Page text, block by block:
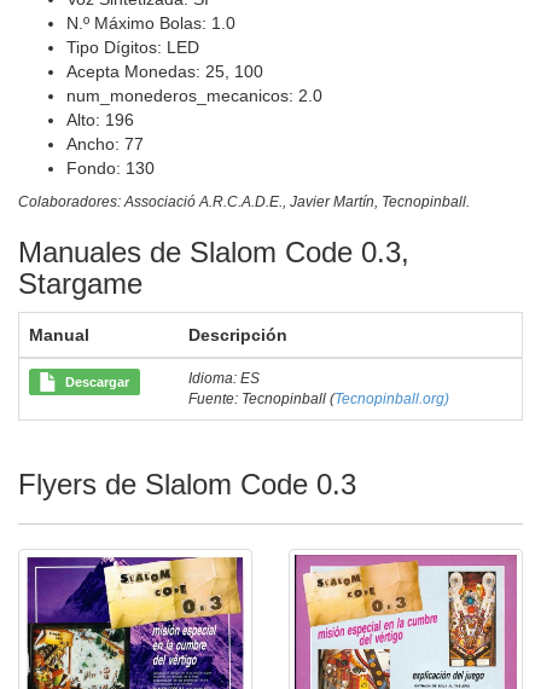
N.º Máximo Bolas: 1.0
Tipo Dígitos: LED
Acepta Monedas: 25, 100
num_monederos_mecanicos: 2.0
Alto: 196
Ancho: 77
Fondo: 130
Colaboradores: Associació A.R.C.A.D.E., Javier Martín, Tecnopinball.
Manuales de Slalom Code 0.3,
Stargame
Manual Descripción
Descargar
Idioma: ES
Fuente: Tecnopinball (Tecnopinball.org)
Flyers de Slalom Code 0.3